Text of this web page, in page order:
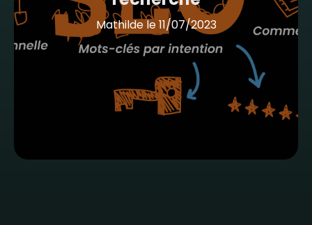
Mathildele11/07/2023